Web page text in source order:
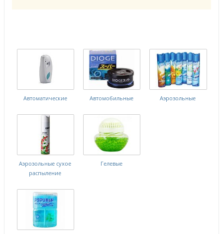
Автоматические Автомобильные Аэрозольные
Аэрозольные сухое
распыление
Гелевые